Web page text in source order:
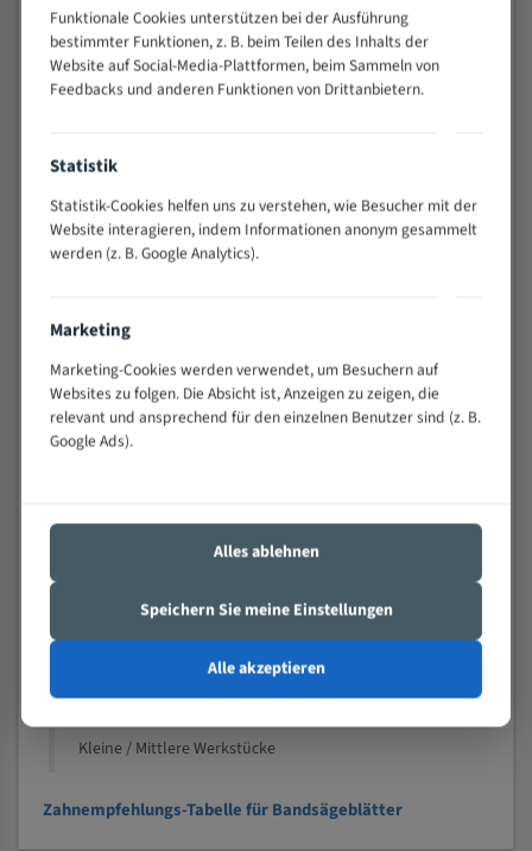
> 500
0,75/1,25
Vorteile:
Vielseitiges Bandsägeblatt für verschiedenste
Widerstandsfähig gegen Zahnbruch auch bei
schwierigen Werkstücken (Materialmischung,
wechselnde Verbindungslängen)
Sehr geringe Vibration
Technische Beschreibung:
Positiver Spanwinkel
Bandkörper aus hochlegiertem Federstahl
Legierte HSS-beschichtete Zahnspitzen
Nichteisenmetalle
Kleine / Mittlere Werkstücke
Zahnempfehlungs-Tabelle für Bandsägeblätter
Funktionale Cookies unterstützen bei der Ausführung
bestimmter Funktionen, z. B. beim Teilen des Inhalts der
Website auf Social-Media-Plattformen, beim Sammeln von
Feedbacks und anderen Funktionen von Drittanbietern.
Statistik
Statistik-Cookies helfen uns zu verstehen, wie Besucher mit der
Website interagieren, indem Informationen anonym gesammelt
werden (z. B. Google Analytics).
Marketing
Marketing-Cookies werden verwendet, um Besuchern auf
Websites zu folgen. Die Absicht ist, Anzeigen zu zeigen, die
relevant und ansprechend für den einzelnen Benutzer sind (z. B.
Google Ads).
Alles ablehnen
Speichern Sie meine Einstellungen
Alle akzeptieren